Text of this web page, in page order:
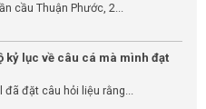
cầu Thuận Phước, 2...
kỷ lục về câu cá mà mình đạt
đã đặt câu hỏi liệu rằng...